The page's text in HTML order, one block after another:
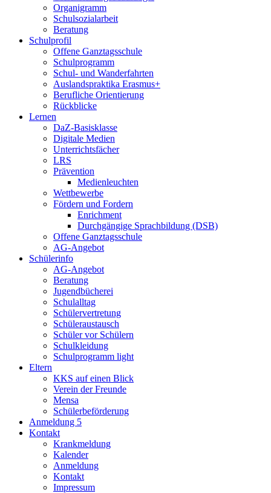
Organigramm
Schulsozialarbeit
Beratung
Schulprofil
Offene Ganztagsschule
Schulprogramm
Schul- und Wanderfahrten
Auslandspraktika Erasmus+
Berufliche Orientierung
Rückblicke
Lernen
DaZ-Basisklasse
Digitale Medien
Unterrichtsfächer
LRS
Prävention
Medienleuchten
Wettbewerbe
Fördern und Fordern
Enrichment
Durchgängige Sprachbildung (DSB)
Offene Ganztagsschule
AG-Angebot
Schülerinfo
AG-Angebot
Beratung
Jugendbücherei
Schulalltag
Schülervertretung
Schüleraustausch
Schüler vor Schülern
Schulkleidung
Schulprogramm light
Eltern
KKS auf einen Blick
Verein der Freunde
Mensa
Schülerbeförderung
Anmeldung 5
Kontakt
Krankmeldung
Kalender
Anmeldung
Kontakt
Impressum